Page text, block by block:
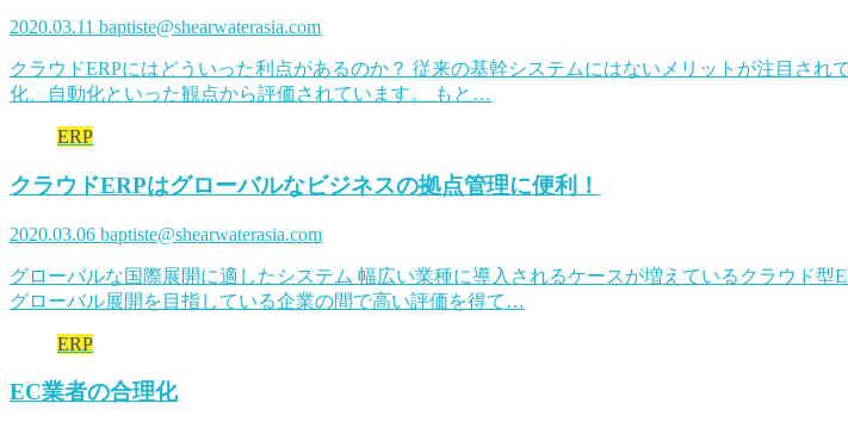
2020.03.11 baptiste@shearwaterasia.com
クラウドERPにはどういった利点があるのか？ 従来の基幹システムにはないメリットが注目さ
化、自動化といった観点から評価されています。 もと…
ERP
クラウドERPはグローバルなビジネスの拠点管理に便利！
2020.03.06 baptiste@shearwaterasia.com
グローバルな国際展開に適したシステム 幅広い業種に導入されるケースが増えているクラウド
グローバル展開を目指している企業の間で高い評価を得て…
ERP
EC業者の合理化